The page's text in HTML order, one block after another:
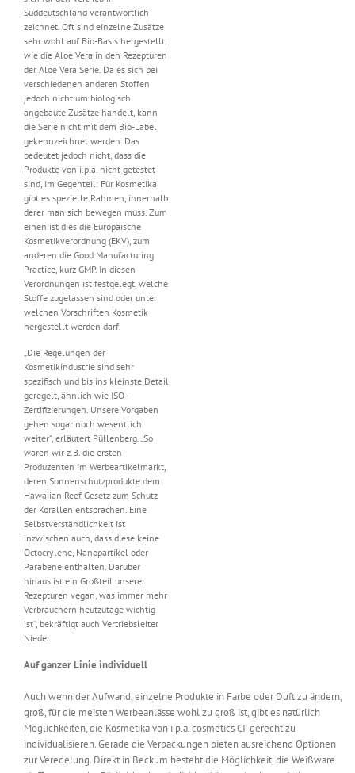
Süddeutschland verantwortlich
zeichnet. Oft sind einzelne Zusätze
sehr wohl auf Bio-Basis hergestellt,
wie die Aloe Vera in den Rezepturen
der Aloe Vera Serie. Da es sich bei
verschiedenen anderen Stoffen
jedoch nicht um biologisch
angebaute Zusätze handelt, kann
die Serie nicht mit dem Bio-Label
gekennzeichnet werden. Das
bedeutet jedoch nicht, dass die
Produkte von i.p.a. nicht getestet
sind, im Gegenteil: Für Kosmetika
gibt es spezielle Rahmen, innerhalb
derer man sich bewegen muss. Zum
einen ist dies die Europäische
Kosmetikverordnung (EKV), zum
anderen die Good Manufacturing
Practice, kurz GMP. In diesen
Verordnungen ist festgelegt, welche
Stoffe zugelassen sind oder unter
welchen Vorschriften Kosmetik
hergestellt werden darf.
„Die Regelungen der
Kosmetikindustrie sind sehr
spezifisch und bis ins kleinste Detail
geregelt, ähnlich wie ISO-
Zertifizierungen. Unsere Vorgaben
gehen sogar noch wesentlich
weiter“, erläutert Püllenberg. „So
waren wir z.B. die ersten
Produzenten im Werbeartikelmarkt,
deren Sonnenschutzprodukte dem
Hawaiian Reef Gesetz zum Schutz
der Korallen entsprachen. Eine
Selbstverständlichkeit ist
inzwischen auch, dass diese keine
Octocrylene, Nanopartikel oder
Parabene enthalten. Darüber
hinaus ist ein Großteil unserer
Rezepturen vegan, was immer mehr
Verbrauchern heutzutage wichtig
ist“, bekräftigt auch Vertriebsleiter
Nieder.
Auf ganzer Linie individuell
Auch wenn der Aufwand, einzelne Produkte in Farbe oder Duft zu ändern,
groß, für die meisten Werbeanlässe wohl zu groß ist, gibt es natürlich
Möglichkeiten, die Kosmetika von i.p.a. cosmetics CI-gerecht zu
individualisieren. Gerade die Verpackungen bieten ausreichend Optionen
zur Veredelung. Direkt in Beckum besteht die Möglichkeit, die Weißware